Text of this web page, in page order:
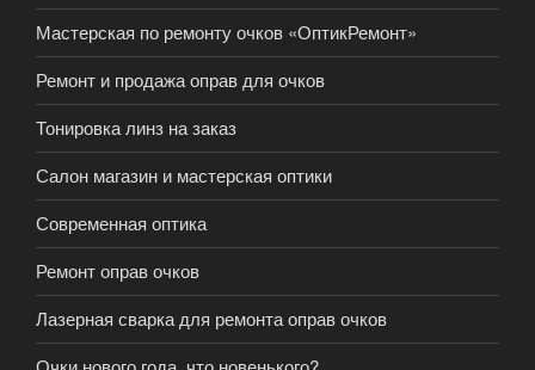
Мастерская по ремонту очков «ОптикРемонт»
Ремонт и продажа оправ для очков
Тонировка линз на заказ
Салон магазин и мастерская оптики
Современная оптика
Ремонт оправ очков
Лазерная сварка для ремонта оправ очков